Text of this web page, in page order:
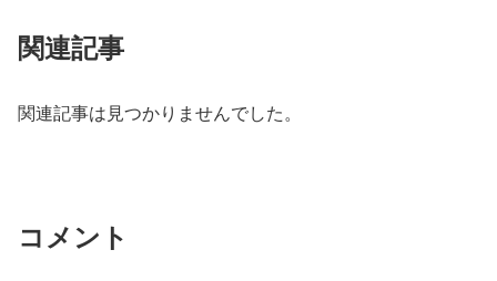
関連記事
関連記事は見つかりませんでした。
コメント